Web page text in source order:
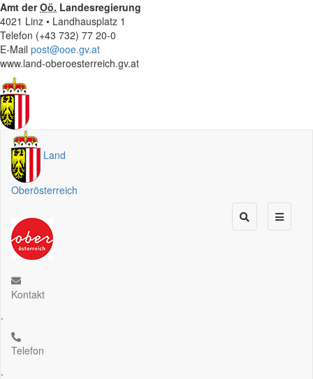
Amt derOö. Landesregierung
4021 Linz • Landhausplatz 1
Telefon (+43 732) 77 20-0
E-Mail post@ooe.gv.at
www.land-oberoesterreich.gv.at
Land
Oberösterreich
Kontakt
.
Telefon
.